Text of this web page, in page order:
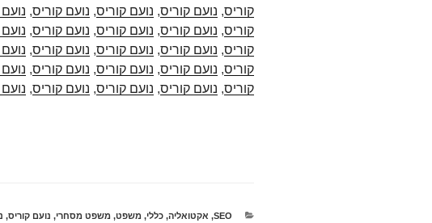
קוריס, נועם קוריס, נועם קוריס, נועם קוריס,
קוריס, נועם קוריס, נועם קוריס, נועם קוריס,
קוריס, נועם קוריס, נועם קוריס, נועם קוריס,
קוריס, נועם קוריס, נועם קוריס, נועם קוריס,
קוריס, נועם קוריס, נועם קוריס, נועם קוריס,
קטגוריות
SEO
, אקטואליה,כללי, משפט, משפט מסחרי, נועם קוריס,